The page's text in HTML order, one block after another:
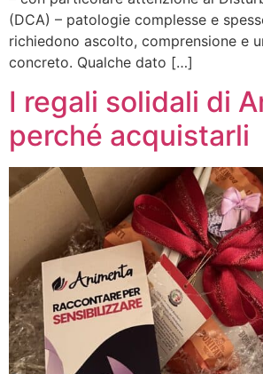
(DCA) – patologie complesse e
richiedono ascolto, comprensione e
concreto. Qualche dato […]
I regali solidali di
perché acquistarli